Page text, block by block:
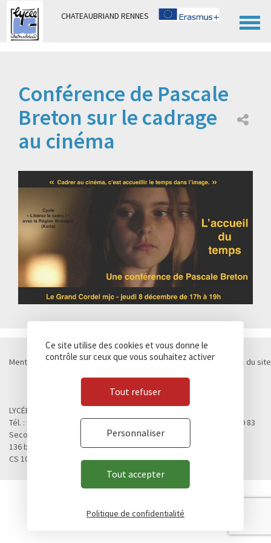
CHATEAUBRIAND RENNES
Conférence de Pascale
Breton sur le cadrage
au cinéma
Mentions légales Politique de confidentialité Cookies
Plan du site
© Lycée Chateaubriand 2026 - Réalisation
LYCÉE CHATEAUBRIAND
Tél. : 02 99 28 19 00 / Fax. : 02 99 28 19 05 / Vie scolaire : 02 99 28 19 83
Second cycle, Abibac, Classes préparatoires
136 boulevard de Vitré
CS 10637 - 35706 RENNES Cedex 7
Panneau de gestion des cookies
Ce site utilise des cookies et vous donne le
contrôle sur ceux que vous souhaitez activer
Tout accepter
Tout refuser
Personnaliser
Politique de confidentialité